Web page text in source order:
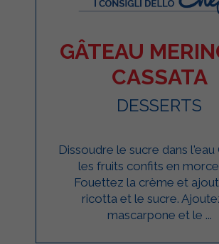
GÂTEAU
CASSATA
DESSERTS
Dissoudre le sucre dans
les fruits confits en
Fouettez la crème et
ricotta et le sucre.
mascarpone et le ...